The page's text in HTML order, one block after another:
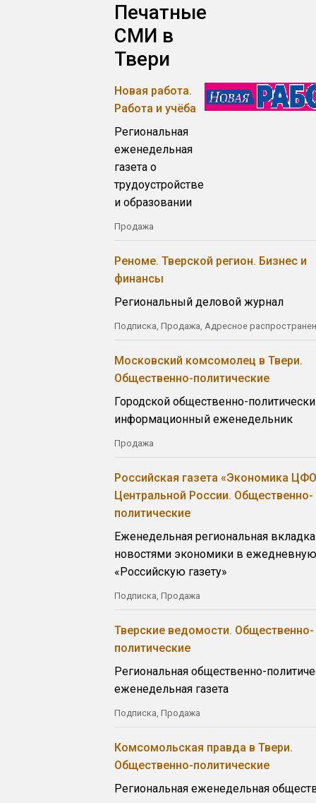
Печатные
СМИ в
Твери
Новая работа.
Работа и учёба
Региональная
еженедельная
газета о
трудоустройстве
и образовании
Продажа
Реноме. Тверской регион. Бизнес и
финансы
Региональный деловой журнал
Подписка, Продажа, Адресное
Московский комсомолец в Твери.
Общественно-политические
Городской общественно-
информационный еженедельник
Продажа
Российская газета «Экономика
Центральной России. Общественно-
политические
Еженедельная региональная
новостями экономики в
«Российскую газету»
Подписка, Продажа
Тверские ведомости. Общественно-
политические
Региональная общественно-
еженедельная газета
Подписка, Продажа
Комсомольская правда в Твери.
Общественно-политические
Региональная еженедельная